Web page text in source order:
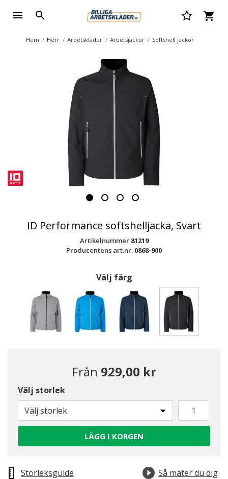
Hem Herr Arbetskläder Arbetsjackor Softshell jackor
ID Performance softshelljacka, Svart
Artikelnummer 81219
Producentens art.nr. 0868-900
Välj färg
Från 929,00 kr
Välj storlek
Välj storlek
LÄGG I KORGEN
Storleksguide
Så mäter du dig